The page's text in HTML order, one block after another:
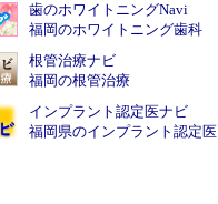
歯のホワイトニングNavi
福岡のホワイトニング歯科
根管治療ナビ
福岡の根管治療
インプラント認定医ナビ
福岡県のインプラント認定医